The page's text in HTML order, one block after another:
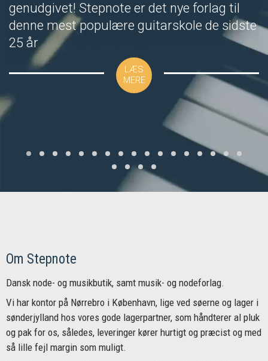
genudgivet! Stepnote er det nye forlag til
denne mest populære guitarskole de sidste
25 år
LÆS
MERE
Om Stepnote
Dansk node- og musikbutik, samt musik- og nodeforlag.
Vi har kontor på Nørrebro i København, lige ved søerne og lager i
sønderjylland hos vores gode lagerpartner, som håndterer al pluk
og pak for os, således, leveringer kører hurtigt og præcist og med
så lille fejl margin som muligt.